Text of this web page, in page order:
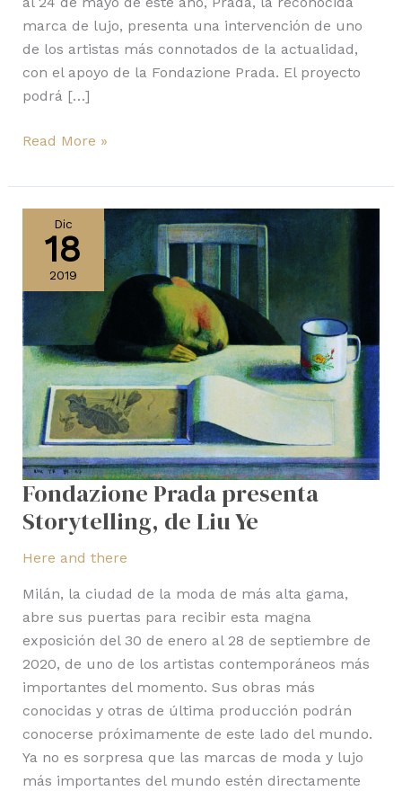
marca de lujo, presenta una intervención de uno
de los artistas más connotados de la actualidad,
con el apoyo de la Fondazione Prada. El proyecto
podrá […]
Read More »
Dic
18
2019
Fondazione Prada presenta
Storytelling, de Liu Ye
Here and there
Milán, la ciudad de la moda de más alta gama,
abre sus puertas para recibir esta magna
exposición del 30 de enero al 28 de septiembre de
2020, de uno de los artistas contemporáneos más
importantes del momento. Sus obras más
conocidas y otras de última producción podrán
conocerse próximamente de este lado del mundo.
Ya no es sorpresa que las marcas de moda y lujo
más importantes del mundo estén directamente
Prada
presenta
Storytelling,
de
Liu
Ye